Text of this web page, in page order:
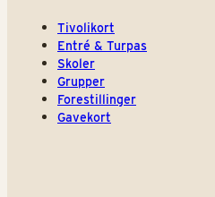
Tivolikort
Entré & Turpas
Skoler
Grupper
Forestillinger
Gavekort